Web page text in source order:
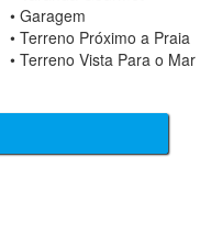
• Garagem
• Terreno Próximo a Praia
• Terreno Vista Para o Mar